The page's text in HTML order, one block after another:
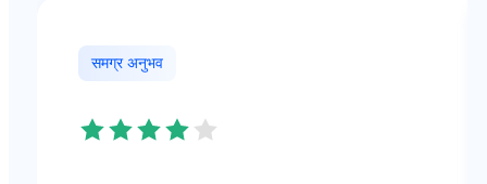
समग्र अनुभव